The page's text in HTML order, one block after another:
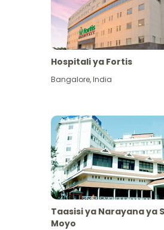
Hospitali ya Fortis
Bangalore,India
Taasisi ya Narayana ya
Moyo